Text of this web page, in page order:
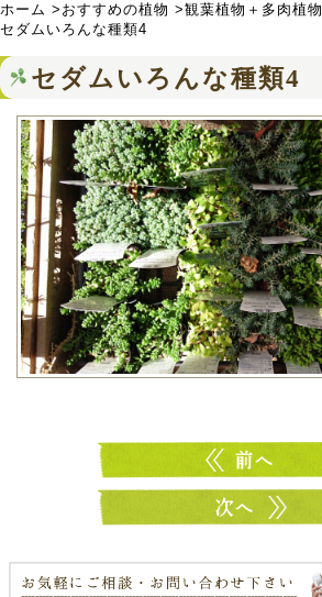
ホーム > おすすめの植物 >観葉植物＋多肉植物
セダムいろんな種類4
セダムいろんな種類4